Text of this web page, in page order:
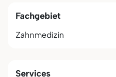
Fachgebiet
Zahnmedizin
Services